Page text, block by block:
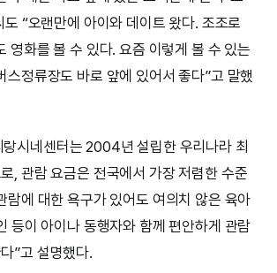
“오랜만에 아이와 데이트 왔다. 조조로
영화를 볼 수 있다. 요즘 이렇게 볼 수 있는
스정류장도 바로 앞에 있어서 좋다”고 말했
랑시네센터는 2004년 설립한 우리나라 최
, 관람 요금은 전국에서 가장 저렴한 수준
람에 대한 욕구가 있어도 여의치 않은 육아
등이 아이나 동행자와 함께 편안하게 관람
”고 설명했다.